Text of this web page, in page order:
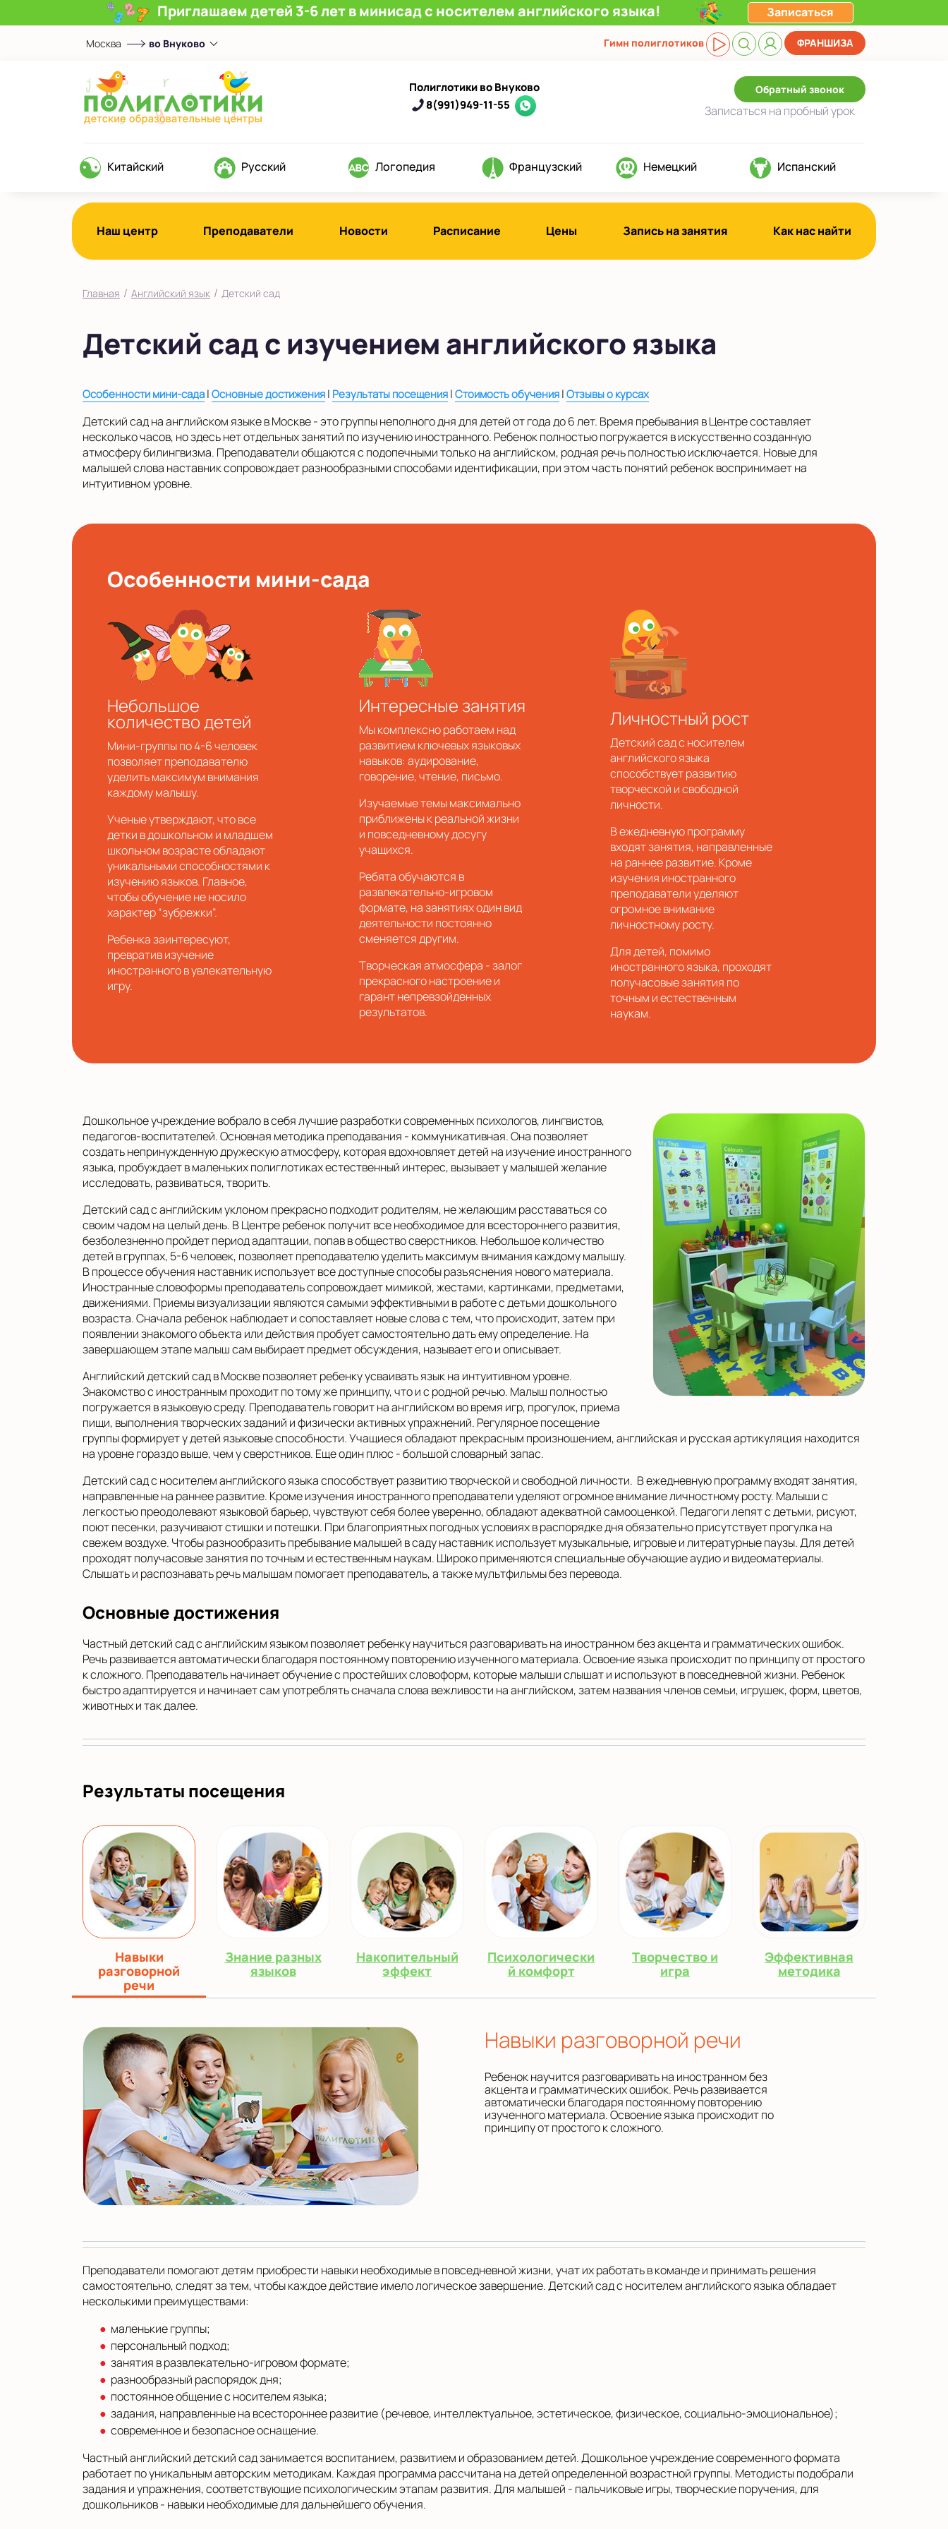
Приглашаем детей 3-6 лет в минисад с носителем английского языка! Записаться
Москва во Внуково
Выберите центр
Верхние Лихоборы
ЖК Прокшино
Ломоносовский
Якиманка
на Коломенской
Показать на карте
Гимн полиглотиков ФРАНШИЗА
Полиглотики во Внуково
8(991)949-11-55
Обратный звонок
Записаться на пробный урок
Китайский Русский Логопедия Французский Немецкий Испанский
Наш центр Преподаватели Новости Расписание Цены Запись на занятия Как нас найти
Главная / Английский язык / Детский сад
Детский сад с изучением английского языка
Особенности мини-сада|Основные достижения| Результаты посещения|Стоимость обучения|Отзывы о курсах
Детский сад на английском языке в Москве - это группы неполного дня для детей от года до 6 лет. Время пребывания в Центре составляет
несколько часов, но здесь нет отдельных занятий по изучению иностранного. Ребенок полностью погружается в искусственно созданную
атмосферу билингвизма. Преподаватели общаются с подопечными только на английском, родная речь полностью исключается. Новые для
малышей слова наставник сопровождает разнообразными способами идентификации, при этом часть понятий ребенок воспринимает на
интуитивном уровне.
Особенности мини-сада
Небольшое
количество детей
Мини-группы по 4-6 человек
позволяет преподавателю
уделить максимум внимания
каждому малышу.
Ученые утверждают, что все
детки в дошкольном и младшем
школьном возрасте обладают
уникальными способностями к
изучению языков. Главное,
чтобы обучение не носило
характер “зубрежки”.
Ребенка заинтересуют,
превратив изучение
иностранного в увлекательную
игру.
Интересные занятия
Мы комплексно работаем над
развитием ключевых языковых
навыков: аудирование,
говорение, чтение, письмо.
Изучаемые темы максимально
приближены к реальной жизни
и повседневному досугу
учащихся.
Ребята обучаются в
развлекательно-игровом
формате, на занятиях один вид
деятельности постоянно
сменяется другим.
Творческая атмосфера - залог
прекрасного настроение и
гарант непревзойденных
результатов.
Личностный рост
Детский сад с носителем
английского языка
способствует развитию
творческой и свободной
личности.
В ежедневную программу
входят занятия, направленные
на раннее развитие. Кроме
изучения иностранного
преподаватели уделяют
огромное внимание
личностному росту.
Для детей, помимо
иностранного языка, проходят
получасовые занятия по
точным и естественным
наукам.
Дошкольное учреждение вобрало в себя лучшие разработки современных психологов, лингвистов,
педагогов-воспитателей. Основная методика преподавания - коммуникативная. Она позволяет
создать непринужденную дружескую атмосферу, которая вдохновляет детей на изучение иностранного
языка, пробуждает в маленьких полиглотиках естественный интерес, вызывает у малышей желание
исследовать, развиваться, творить.
Детский сад с английским уклоном прекрасно подходит родителям, не желающим расставаться со
своим чадом на целый день. В Центре ребенок получит все необходимое для всестороннего развития,
безболезненно пройдет период адаптации, попав в общество сверстников. Небольшое количество
детей в группах, 5-6 человек, позволяет преподавателю уделить максимум внимания каждому малышу.
В процессе обучения наставник использует все доступные способы разъяснения нового материала.
Иностранные словоформы преподаватель сопровождает мимикой, жестами, картинками, предметами,
движениями. Приемы визуализации являются самыми эффективными в работе с детьми дошкольного
возраста. Сначала ребенок наблюдает и сопоставляет новые слова с тем, что происходит, затем при
появлении знакомого объекта или действия пробует самостоятельно дать ему определение. На
завершающем этапе малыш сам выбирает предмет обсуждения, называет его и описывает.
Английский детский сад в Москве позволяет ребенку усваивать язык на интуитивном уровне.
Знакомство с иностранным проходит по тому же принципу, что и с родной речью. Малыш полностью
погружается в языковую среду. Преподаватель говорит на английском во время игр, прогулок, приема
пищи, выполнения творческих заданий и физически активных упражнений. Регулярное посещение
группы формирует у детей языковые способности. Учащиеся обладают прекрасным произношением, английская и русская артикуляция находится
на уровне гораздо выше, чем у сверстников. Еще один плюс - большой словарный запас.
Детский сад с носителем английского языка способствует развитию творческой и свободной личности. В ежедневную программу входят занятия,
направленные на раннее развитие. Кроме изучения иностранного преподаватели уделяют огромное внимание личностному росту. Малыши с
легкостью преодолевают языковой барьер, чувствуют себя более уверенно, обладают адекватной самооценкой. Педагоги лепят с детьми, рисуют,
поют песенки, разучивают стишки и потешки. При благоприятных погодных условиях в распорядке дня обязательно присутствует прогулка на
свежем воздухе. Чтобы разнообразить пребывание малышей в саду наставник использует музыкальные, игровые и литературные паузы. Для детей
проходят получасовые занятия по точным и естественным наукам. Широко применяются специальные обучающие аудио и видеоматериалы.
Слышать и распознавать речь малышам помогает преподаватель, а также мультфильмы без перевода.
Основные достижения
Частный детский сад с английским языком позволяет ребенку научиться разговаривать на иностранном без акцента и грамматических ошибок.
Речь развивается автоматически благодаря постоянному повторению изученного материала. Освоение языка происходит по принципу от простого
к сложного. Преподаватель начинает обучение с простейших словоформ, которые малыши слышат и используют в повседневной жизни. Ребенок
быстро адаптируется и начинает сам употреблять сначала слова вежливости на английском, затем названия членов семьи, игрушек, форм, цветов,
животных и так далее.
Результаты посещения
Навыки
разговорной
речи
Знание разных
языков
Накопительный
эффект
Психологически
й комфорт
Творчество и
игра
Эффективная
методика
Навыки разговорной речи
Ребенок научится разговаривать на иностранном без
акцента и грамматических ошибок. Речь развивается
автоматически благодаря постоянному повторению
изученного материала. Освоение языка происходит по
принципу от простого к сложного.
Преподаватели помогают детям приобрести навыки необходимые в повседневной жизни, учат их работать в команде и принимать решения
самостоятельно, следят за тем, чтобы каждое действие имело логическое завершение. Детский сад с носителем английского языка обладает
несколькими преимуществами:
маленькие группы;
персональный подход;
занятия в развлекательно-игровом формате;
разнообразный распорядок дня;
постоянное общение с носителем языка;
задания, направленные на всестороннее развитие (речевое, интеллектуальное, эстетическое, физическое, социально-эмоциональное);
современное и безопасное оснащение.
Частный английский детский сад занимается воспитанием, развитием и образованием детей. Дошкольное учреждение современного формата
работает по уникальным авторским методикам. Каждая программа рассчитана на детей определенной возрастной группы. Методисты подобрали
задания и упражнения, соответствующие психологическим этапам развития. Для малышей - пальчиковые игры, творческие поручения, для
дошкольников - навыки необходимые для дальнейшего обучения.